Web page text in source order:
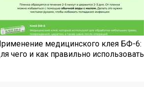
медицинского клея БФ-6:
чего и как правильно использовать